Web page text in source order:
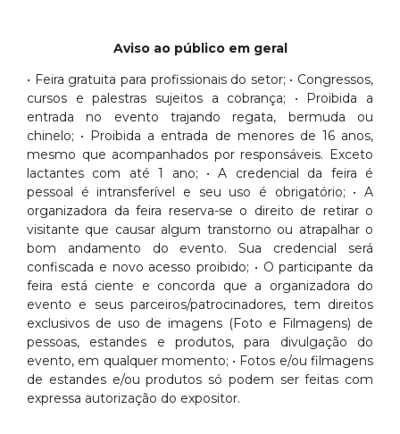
Aviso ao público em geral
• Feira gratuita para profissionais do setor; • Congressos,
cursos e palestras sujeitos a cobrança; • Proibida a
entrada no evento trajando regata, bermuda ou
chinelo; • Proibida a entrada de menores de 16 anos,
mesmo que acompanhados por responsáveis. Exceto
lactantes com até 1 ano; • A credencial da feira é
pessoal é intransferível e seu uso é obrigatório; • A
organizadora da feira reserva-se o direito de retirar o
visitante que causar algum transtorno ou atrapalhar o
bom andamento do evento. Sua credencial será
confiscada e novo acesso proibido; • O participante da
feira está ciente e concorda que a organizadora do
evento e seus parceiros/patrocinadores, tem direitos
exclusivos de uso de imagens (Foto e Filmagens) de
pessoas, estandes e produtos, para divulgação do
evento, em qualquer momento; • Fotos e/ou filmagens
de estandes e/ou produtos só podem ser feitas com
expressa autorização do expositor.